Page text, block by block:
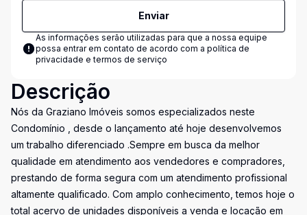
Enviar
As informações serão utilizadas para que a nossa equipe
possa entrar em contato de acordo com a política de
privacidade e termos de serviço
Descrição
Nós da Graziano Imóveis somos especializados neste
Condomínio , desde o lançamento até hoje desenvolvemos
um trabalho diferenciado .Sempre em busca da melhor
qualidade em atendimento aos vendedores e compradores,
prestando de forma segura com um atendimento profissional
altamente qualificado. Com amplo conhecimento, temos hoje o
total acervo de unidades disponíveis a venda e locação em